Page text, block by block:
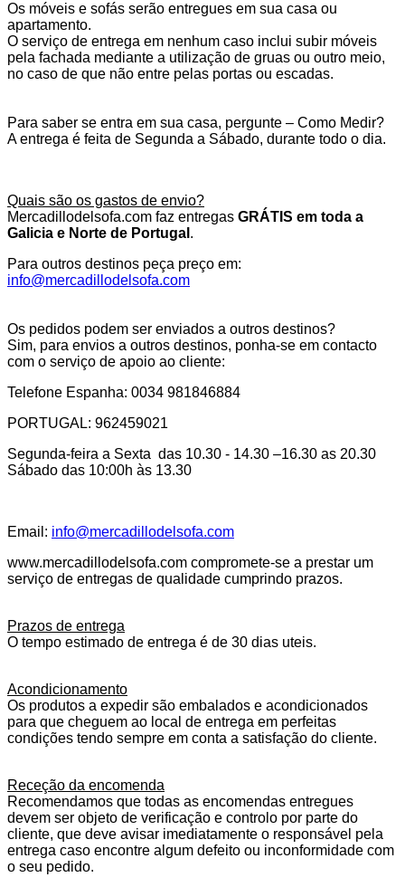
Os móveis e sofás serão entregues em sua casa ou
apartamento.
O serviço de entrega em nenhum caso inclui subir móveis
pela fachada mediante a utilização de gruas ou outro meio,
no caso de que não entre pelas portas ou escadas.
Para saber se entra em sua casa, pergunte – Como Medir?
A entrega é feita de Segunda a Sábado, durante todo o dia.
Quais são os gastos de envio?
Mercadillodelsofa.com faz entregas GRÁTIS em toda a
Galicia e Norte de Portugal .
Para outros destinos peça preço em:
info@mercadillodelsofa.com
Os pedidos podem ser enviados a outros destinos?
Sim, para envios a outros destinos, ponha-se em contacto
com o serviço de apoio ao cliente:
Telefone Espanha: 0034 981846884
PORTUGAL: 962459021
Segunda-feira a Sexta das 10.30 - 14.30 –16.30 as 20.30
Sábado das 10:00h às 13.30
Email: info@mercadillodelsofa.com
www.mercadillodelsofa.com compromete-se a prestar um
serviço de entregas de qualidade cumprindo prazos.
Prazos de entrega
O tempo estimado de entrega é de 30 dias uteis.
Acondicionamento
Os produtos a expedir são embalados e acondicionados
para que cheguem ao local de entrega em perfeitas
condições tendo sempre em conta a satisfação do cliente.
Receção da encomenda
Recomendamos que todas as encomendas entregues
devem ser objeto de verificação e controlo por parte do
cliente, que deve avisar imediatamente o responsável pela
entrega caso encontre algum defeito ou inconformidade com
o seu pedido.